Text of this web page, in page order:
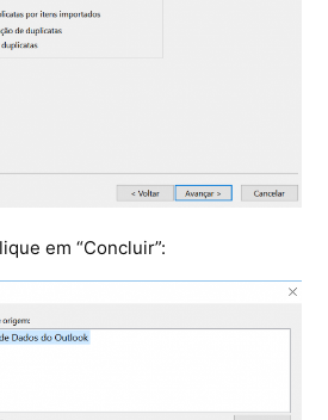
em “Concluir”: